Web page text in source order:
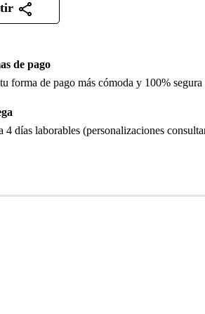
de pago
forma de pago más cómoda y 100% segura
4 días laborables (personalizaciones